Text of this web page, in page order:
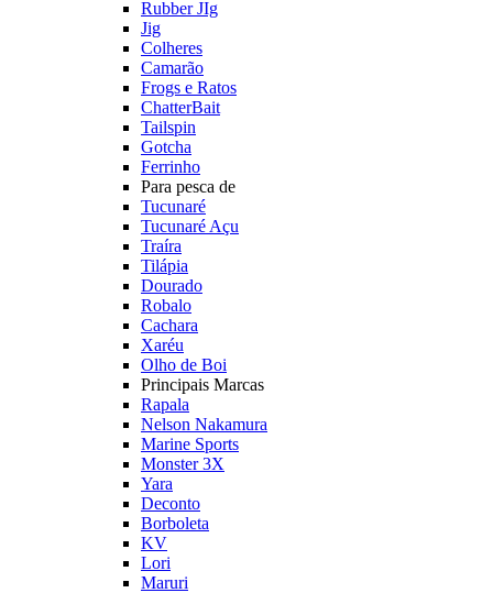
Rubber JIg
Jig
Colheres
Camarão
Frogs e Ratos
ChatterBait
Tailspin
Gotcha
Ferrinho
Para pesca de
Tucunaré
Tucunaré Açu
Traíra
Tilápia
Dourado
Robalo
Cachara
Xaréu
Olho de Boi
Principais Marcas
Rapala
Nelson Nakamura
Marine Sports
Monster 3X
Yara
Deconto
Borboleta
KV
Lori
Maruri